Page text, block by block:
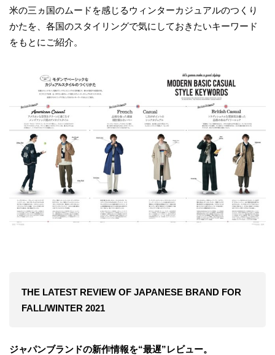
米の三ヵ国のムードを感じるウィンターカジュアルのつくり
かたを、各国のスタイリングで気にしておきたいキーワード
をもとにご紹介。
THE LATEST REVIEW OF JAPANESE BRAND FOR
FALL/WINTER 2021
ジャパンブランドの新作情報を“最遅”レビュー。